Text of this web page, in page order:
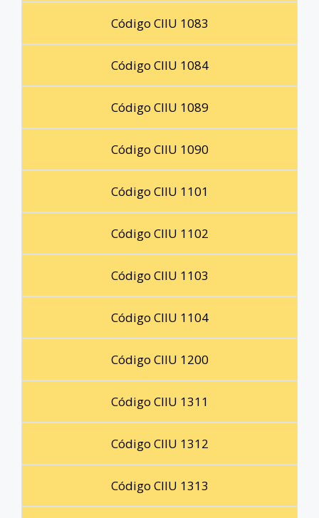
Código CIIU 1083
Código CIIU 1084
Código CIIU 1089
Código CIIU 1090
Código CIIU 1101
Código CIIU 1102
Código CIIU 1103
Código CIIU 1104
Código CIIU 1200
Código CIIU 1311
Código CIIU 1312
Código CIIU 1313